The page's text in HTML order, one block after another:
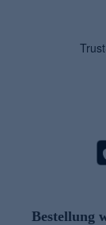
Bestellung